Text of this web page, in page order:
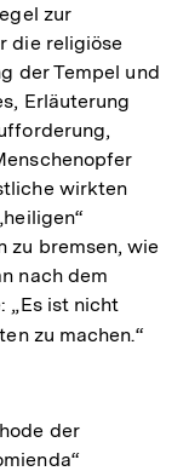
Fußnote
zur
die religiöse
der Tempel und
Erläuterung
wirkten
zu bremsen, wie
nach dem
„Es ist nicht
zu machen.“Zur
der